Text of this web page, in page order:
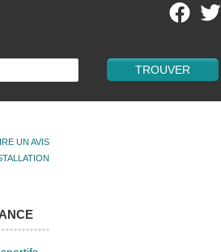
UN AVIS